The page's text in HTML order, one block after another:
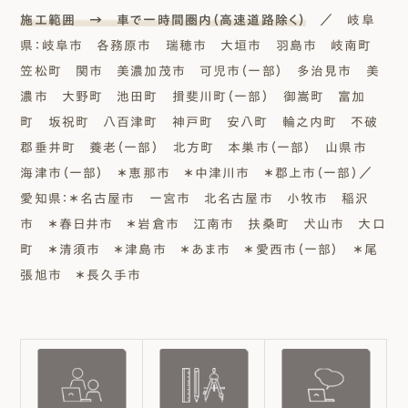
施工範囲 → 車で一時間圏内（高速道路除く） ／ 岐阜
県：岐阜市 各務原市 瑞穂市 大垣市 羽島市 岐南町
笠松町 関市 美濃加茂市 可児市（一部） 多治見市 美
濃市 大野町 池田町 揖斐川町（一部） 御嵩町 富加
町 坂祝町 八百津町 神戸町 安八町 輪之内町 不破
郡垂井町 養老（一部） 北方町 本巣市（一部） 山県市
海津市（一部） ＊恵那市 ＊中津川市 ＊郡上市（一部）／
愛知県：＊名古屋市 一宮市 北名古屋市 小牧市 稲沢
市 ＊春日井市 ＊岩倉市 江南市 扶桑町 犬山市 大口
町 ＊清須市 ＊津島市 ＊あま市 ＊愛西市（一部） ＊尾
張旭市 ＊長久手市